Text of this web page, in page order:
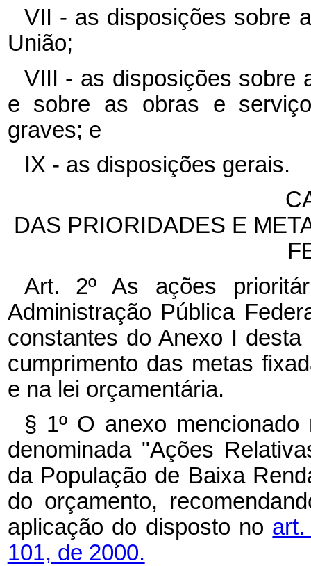
VII - as disposições sobre
União;
VIII - as disposições sobre
e sobre as obras e
graves; e
IX - as disposições gerais.
DAS PRIORIDADES E
Art. 2º As ações
Administração Pública
constantes do Anexo I
cumprimento das metas
e na lei orçamentária.
§ 1º O anexo
denominada "Ações
da População de Baixa
do orçamento,
aplicação do disposto no
101, de 2000.